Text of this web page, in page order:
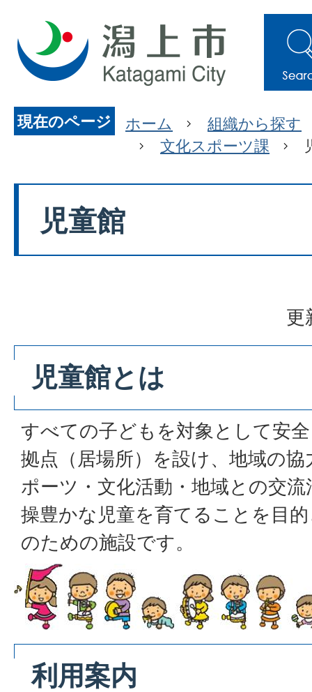
現在のページ ホーム
組織から探す
文化スポーツ課
児童館
更
児童館とは
すべての子どもを対象として安
拠点（居場所）を設け、地域の
ポーツ・文化活動・地域との交
操豊かな児童を育てることを目
のための施設です。
利用案内